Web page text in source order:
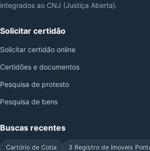
integrados ao CNJ (Justiça Aberta).
Solicitar certidão
Solicitar certidão online
Certidões e documentos
Pesquisa de protesto
Pesquisa de bens
Buscas recentes
Cartório de Cotia 3 Registro de Imoveis